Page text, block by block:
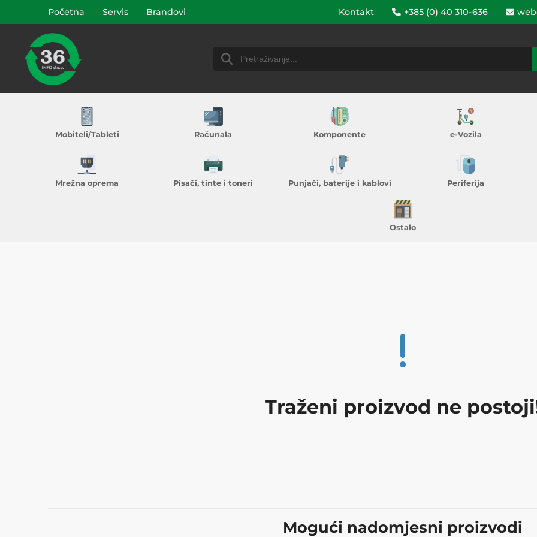
Početna Servis Brandovi Kontakt +385 (0) 40 310-636
Mobiteli/Tableti Računala Komponente e-Vozila
Mrežna oprema Pisači, tinte i toneri Punjači, baterije i kablovi Periferija
Ostalo
Traženi proizvod ne
Mogući nadomjesni proizvodi